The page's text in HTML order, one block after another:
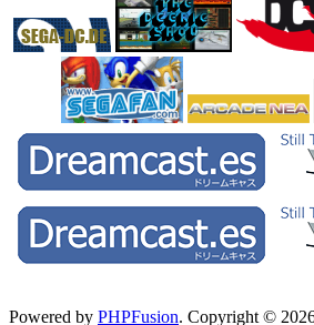
Powered by PHPFusion. Copyright ©